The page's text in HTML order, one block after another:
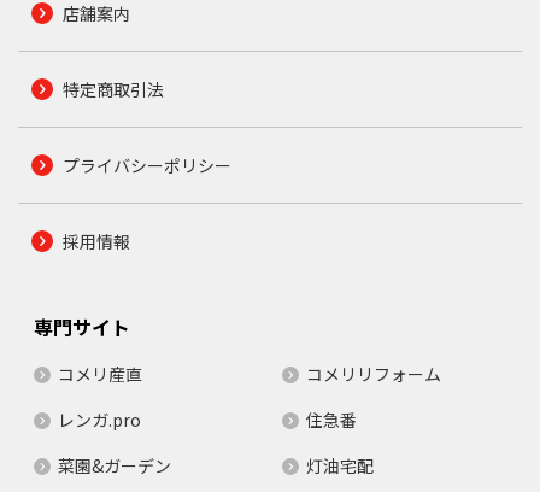
店舗案内
特定商取引法
プライバシーポリシー
採用情報
専門サイト
コメリ産直
コメリリフォーム
レンガ.pro
住急番
菜園&ガーデン
灯油宅配